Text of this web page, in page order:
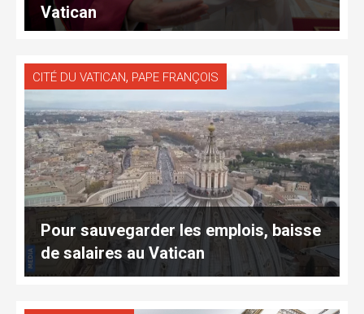
Vatican
CITÉ DU VATICAN, PAPE FRANÇOIS
Pour sauvegarder les emplois, baisse
de salaires au Vatican